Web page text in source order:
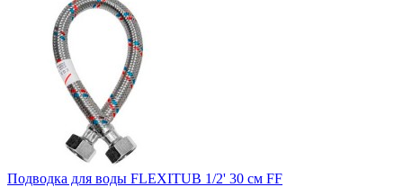
Подводка для воды FLEXITUB 1/2' 30 см FF